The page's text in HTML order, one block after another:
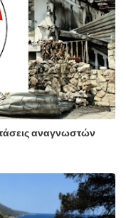
αναγνωστών